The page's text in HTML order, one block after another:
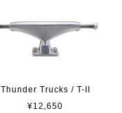
Thunder Trucks / T-II
¥12,650